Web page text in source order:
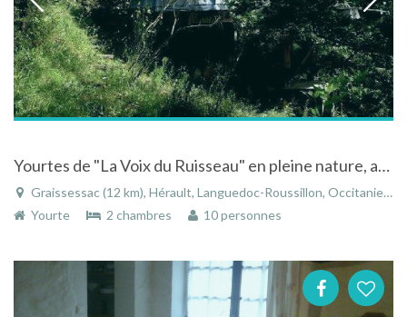
Yourtes de "La Voix du Ruisseau" en pleine nature, au bord de l'eau, Parc Naturel du Haut-Languedoc
Graissessac (12 km), Hérault, Languedoc-Roussillon, Occitanie, France
Yourte
2 chambres 10 personnes